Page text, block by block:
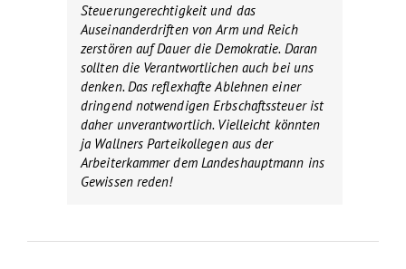
Steuerungerechtigkeit und das
Auseinanderdriften von Arm und Reich
zerstören auf Dauer die Demokratie. Daran
sollten die Verantwortlichen auch bei uns
denken. Das reflexhafte Ablehnen einer
dringend notwendigen Erbschaftssteuer ist
daher unverantwortlich. Vielleicht könnten
ja Wallners Parteikollegen aus der
Arbeiterkammer dem Landeshauptmann ins
Gewissen reden!